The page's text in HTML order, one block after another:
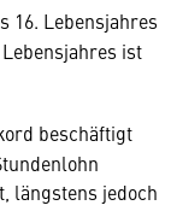
16. Lebensjahres
ist
beschäftigt
längstens jedoch